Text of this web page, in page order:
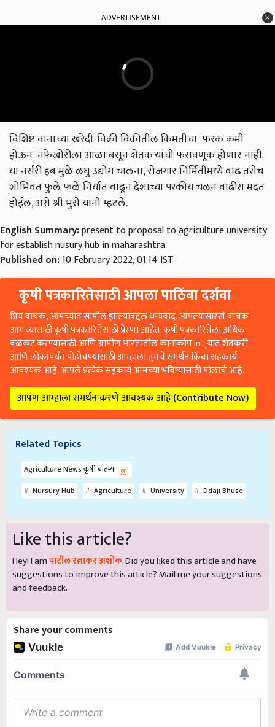
ADVERTISEMENT
विशिष्ट वानाच्या खरेदी-विक्री विक्रीतील किमतीचा फरक कमी
होऊन नफेखोरीला आळा बसून शेतकऱ्यांची फसवणूक होणार नाही.
या नर्सरी हब मुळे लघु उद्योग चालना, रोजगार निर्मितीमध्ये वाढ तसेच
शोभिवंत फुले फळे निर्यात वाढून देशाच्या परकीय चलन वाढीस मदत
होईल, असे श्री भुसे यांनी म्हटले.
English Summary:present to proposal to agriculture university
for establish nusury hub in maharashtra
Published on:10 February 2022, 01:14 IST
कृषी पत्रकारितेसाठी आपला पाठिंबा दर्शवा
प्रिय वाचक, आमच्यात सामील झाल्याबद्दल धन्यवाद. आपल्यासारखे वाचक
आमच्यासाठी कृषी पत्रकारितेसाठी प्रेरणा आहेत. कृषी पत्रकारितेला अधिक
बळकट करण्यासाठी आणि ग्रामीण भारतातील कानाकोप in्यात शेतकरी
आणि लोकांपर्यंत पोहोचण्यासाठी आम्हाला तुमचे समर्थन किंवा सहकार्य
आवश्यक आहे. आपले प्रत्येक सहकार्य आमच्या भविष्यासाठी मोलाचे आहे.
आपण आम्हाला समर्थन करणे आवश्यक आहे (Contribute Now)
Related Topics
Agriculture News कृषी बातम्या
Nursury Hub
Agriculture University Ddaji Bhuse
Like this article?
Hey! I amपाटील रत्नाकर अशोक. Did you liked this article and have
suggestions to improve this article?Mailme your suggestions
and feedback.
Share your comments